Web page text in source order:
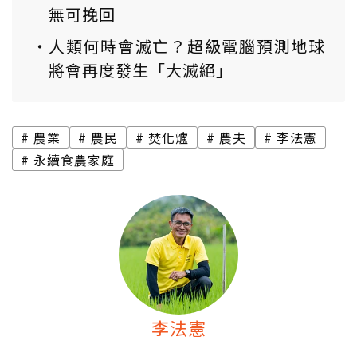
無可挽回
人類何時會滅亡？超級電腦預測地球
將會再度發生「大滅絕」
農業 農民 焚化爐 農夫
李法憲
永續食農家庭
李法憲